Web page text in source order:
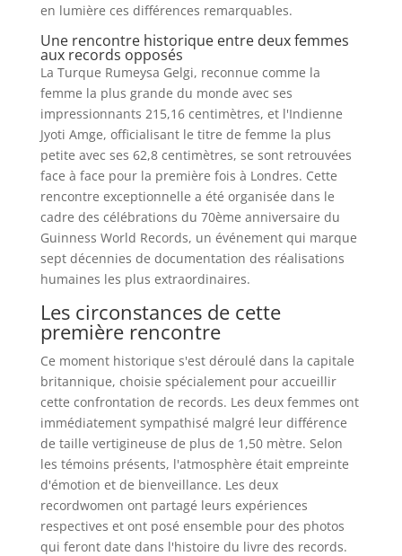
en lumière ces différences remarquables.
Une rencontre historique entre deux femmes
aux records opposés
La Turque Rumeysa Gelgi, reconnue comme la
femme la plus grande du monde avec ses
impressionnants 215,16 centimètres, et l'Indienne
Jyoti Amge, officialisant le titre de femme la plus
petite avec ses 62,8 centimètres, se sont retrouvées
face à face pour la première fois à Londres. Cette
rencontre exceptionnelle a été organisée dans le
cadre des célébrations du 70ème anniversaire du
Guinness World Records, un événement qui marque
sept décennies de documentation des réalisations
humaines les plus extraordinaires.
Les circonstances de cette
première rencontre
Ce moment historique s'est déroulé dans la capitale
britannique, choisie spécialement pour accueillir
cette confrontation de records. Les deux femmes ont
immédiatement sympathisé malgré leur différence
de taille vertigineuse de plus de 1,50 mètre. Selon
les témoins présents, l'atmosphère était empreinte
d'émotion et de bienveillance. Les deux
recordwomen ont partagé leurs expériences
respectives et ont posé ensemble pour des photos
qui feront date dans l'histoire du livre des records.